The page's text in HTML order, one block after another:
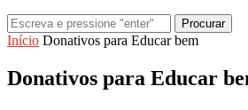
Procurar
Início Donativos para Educar bem
Donativos para Educar